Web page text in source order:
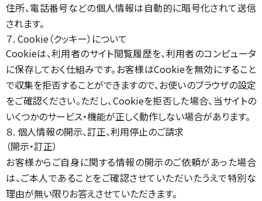
住所、電話番号などの個人情報は自動的に暗号化されて送信
されます。
７. Cookie（クッキー）について
Cookieは、利用者のサイト閲覧履歴を、利用者のコンピュータ
に保存しておく仕組みです。お客様はCookieを無効にすること
で収集を拒否することができますので、お使いのブラウザの設定
をご確認ください。ただし、Cookieを拒否した場合、当サイトの
いくつかのサービス・機能が正しく動作しない場合があります。
８. 個人情報の開示、訂正、利用停止のご請求
（開示・訂正）
お客様からご自身に関する情報の開示のご依頼があった場合
は、ご本人であることをご確認させていただいたうえで特別な
理由が無い限りお答えさせていただきます。